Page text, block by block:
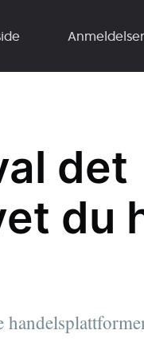
Anmeldelser
det
du